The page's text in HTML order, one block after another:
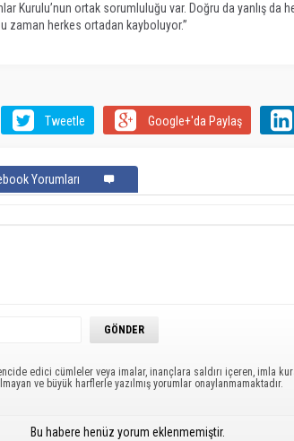
Kurulu’nun ortak sorumluluğu var. Doğru da yanlış da
zaman herkes ortadan kayboluyor.”
Tweetle Google+'da Paylaş
Yorumları
edici cümleler veya imalar, inançlara saldırı içeren, imla
ve büyük harflerle yazılmış yorumlar onaylanmamaktadır.
Bu habere henüz yorum eklenmemiştir.